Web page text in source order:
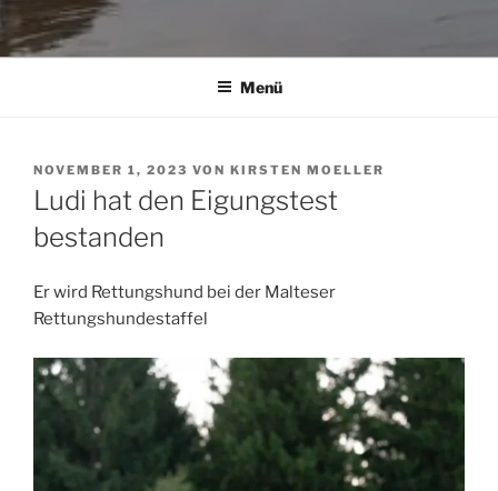
Menü
VERÖFFENTLICHT
AM
NOVEMBER 1, 2023 VON KIRSTEN MOELLER
Ludi hat den Eigungstest
bestanden
Er wird Rettungshund bei der Malteser
Rettungshundestaffel